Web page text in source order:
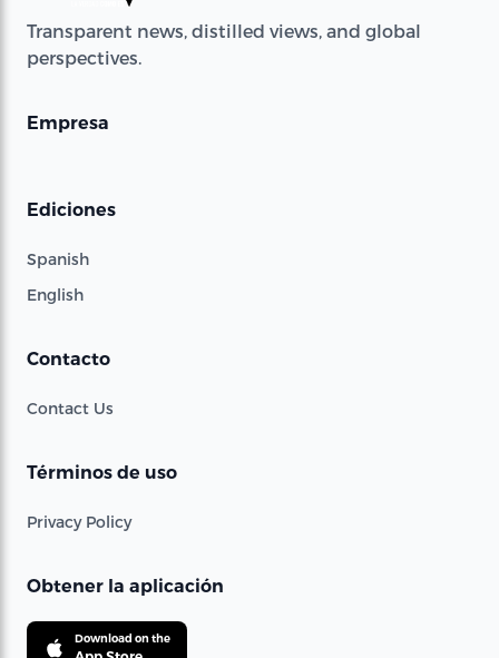
Transparent news, distilled views, and global
perspectives.
Empresa
Ediciones
Spanish
English
Contacto
Contact Us
Términos de uso
Privacy Policy
Obtener la aplicación
Download on the